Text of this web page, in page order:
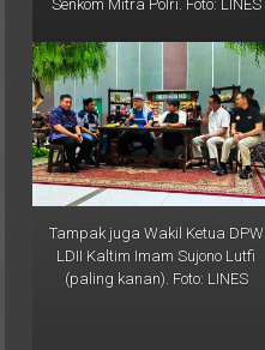
Tampak juga Wakil Ketua DPW
LDII Kaltim Imam Sujono Lutfi
(paling kanan). Foto: LINES